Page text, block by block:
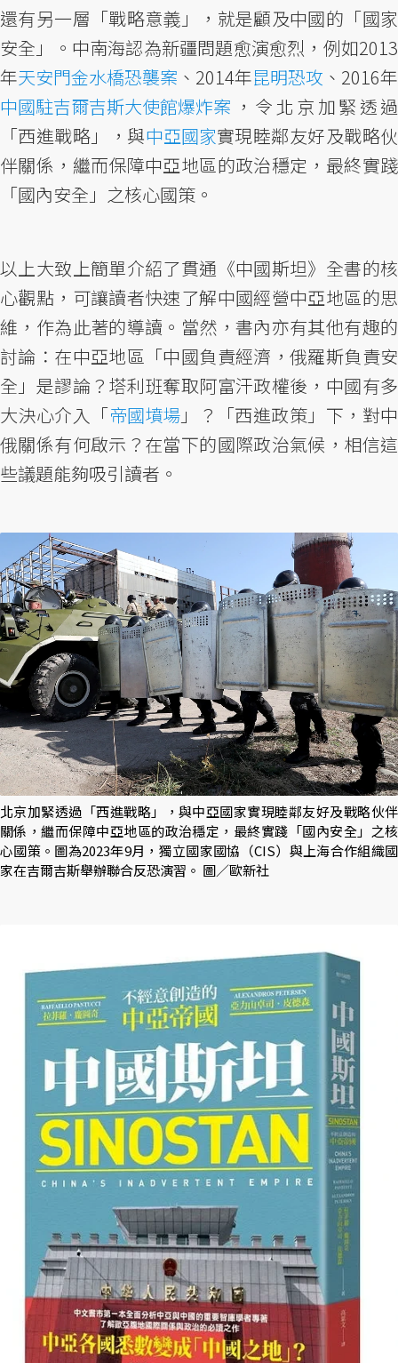
還有另一層「戰略意義」，就是顧及中國的「國家
安全」。中南海認為新疆問題愈演愈烈，例如2013
年天安門金水橋恐襲案 、2014年昆明恐攻 、2016年
中國駐吉爾吉斯大使館爆炸案 ，令北京加緊透過
「西進戰略」，與中亞國家實現睦鄰友好及戰略伙
伴關係，繼而保障中亞地區的政治穩定，最終實踐
「國內安全」之核心國策。
以上大致上簡單介紹了貫通《中國斯坦》全書的核
心觀點，可讓讀者快速了解中國經營中亞地區的思
維，作為此著的導讀。當然，書內亦有其他有趣的
討論：在中亞地區「中國負責經濟，俄羅斯負責安
全」是謬論？塔利班奪取阿富汗政權後，中國有多
大決心介入「帝國墳場」？「西進政策」下，對中
俄關係有何啟示？在當下的國際政治氣候，相信這
些議題能夠吸引讀者。
北京加緊透過「西進戰略」，與中亞國家實現睦鄰友好及戰略伙伴
關係，繼而保障中亞地區的政治穩定，最終實踐「國內安全」之核
心國策。圖為2023年9月，獨立國家國協（CIS）與上海合作組織國
家在吉爾吉斯舉辦聯合反恐演習。 圖／歐新社